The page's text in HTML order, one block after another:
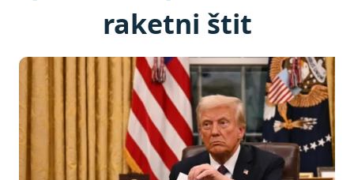
raketni štit